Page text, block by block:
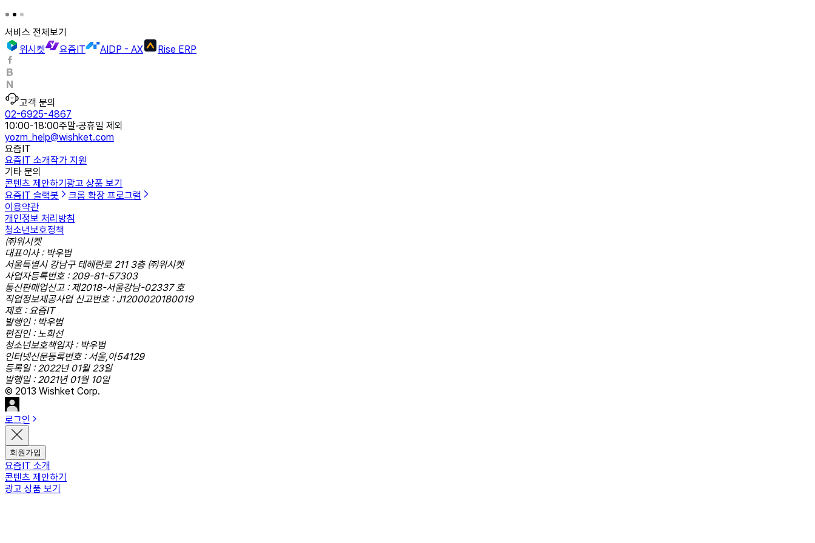
서비스 전체보기
위시켓
요즘IT AIDP - AX Rise ERP
고객 문의
02-6925-4867
10:00-18:00주말·공휴일 제외
yozm_help@wishket.com
요즘IT
요즘IT 소개작가 지원
기타 문의
콘텐츠 제안하기광고 상품 보기
요즘IT 슬랙봇
크롬 확장 프로그램
이용약관
개인정보 처리방침
청소년보호정책
㈜위시켓
대표이사 : 박우범
서울특별시 강남구 테헤란로 211 3층 ㈜위시켓
사업자등록번호 : 209-81-57303
통신판매업신고 : 제2018-서울강남-02337 호
직업정보제공사업 신고번호 : J1200020180019
제호 : 요즘IT
발행인 : 박우범
편집인 : 노희선
청소년보호책임자 : 박우범
인터넷신문등록번호 : 서울,아54129
등록일 : 2022년 01월 23일
발행일 : 2021년 01월 10일
© 2013 Wishket Corp.
로그인
회원가입
요즘IT 소개
콘텐츠 제안하기
광고 상품 보기